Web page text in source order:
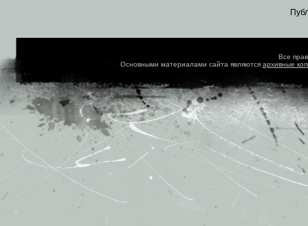
Все
Основными материалами сайта являются архивные